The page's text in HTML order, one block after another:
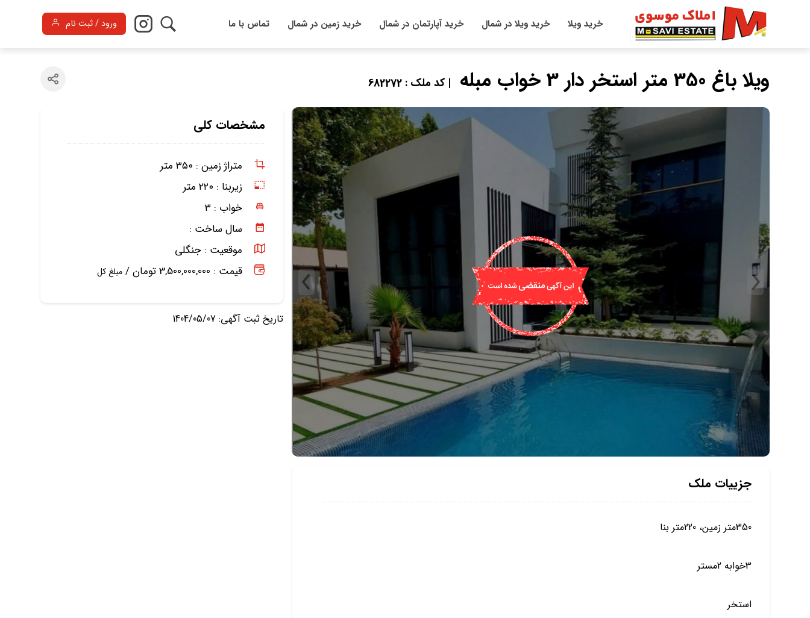
خرید ویلا خرید ویلا در شمال خرید آپارتمان در شمال خرید زمین در شمال تماس با ما ورود / ثبت نام
ویلا باغ 350 متر استخر دار 3 خواب مبله | کد ملک : 682272
مشخصات کلی
متراژ زمین : ۳۵۰ متر
زیربنا : ۲۲۰ متر
خواب : ۳
سال ساخت :
موقعیت : جنگلی
قیمت : 3,500,000,000 تومان /
مبلغ کل
تاریخ ثبت آگهی: 1404/05/07
جزییات ملک
350متر زمین، 220متر بنا
3خوابه 2مستر
استخر